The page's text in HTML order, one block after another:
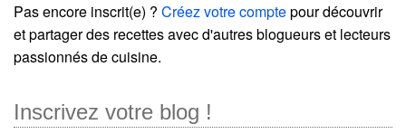
Pas encore inscrit(e) ? Créez votre comptepour découvrir
et partager des recettes avec d'autres blogueurs et lecteurs
passionnés de cuisine.
Inscrivez votre blog !